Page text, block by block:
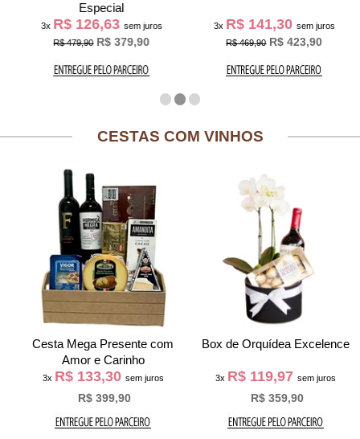
Especial
3xR$ 126,63sem juros
R$ 479,90 R$ 379,90
3xR$ 141,30sem juros
R$ 469,90 R$ 423,90
CESTAS COM VINHOS
Cesta Mega Presente com
Amor e Carinho
3xR$ 133,30sem juros
R$ 399,90
Box de Orquídea Excelence
3xR$ 119,97sem juros
R$ 359,90